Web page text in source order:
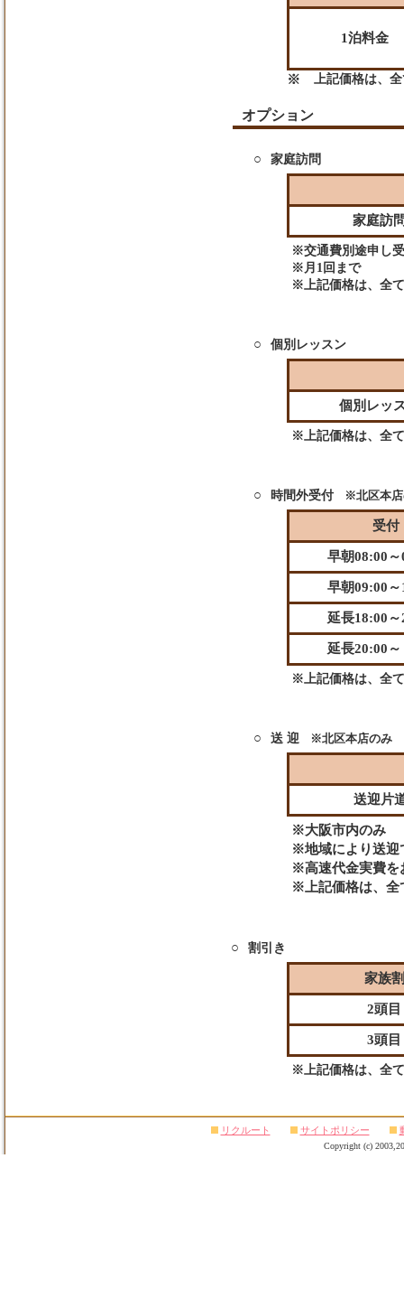
1泊料金
※ 上記価格は、全
オプション
○ 家庭訪問
家庭訪
※交通費別途申し
※月1回まで
※上記価格は、全
○ 個別レッスン
個別レッ
※上記価格は、全
○ 時間外受付 ※北区本
受付
早朝08:00～
早朝09:00～
延長18:00
延長20:00～
※上記価格は、全
○ 送 迎 ※北区本店のみ
送迎片
※大阪市内のみ
※地域により送迎
※高速代金実費を
※上記価格は、全
○ 割引き
家族割
2頭目
3頭目
※上記価格は、全
リクルート サイトポリシー
Copyright (c)